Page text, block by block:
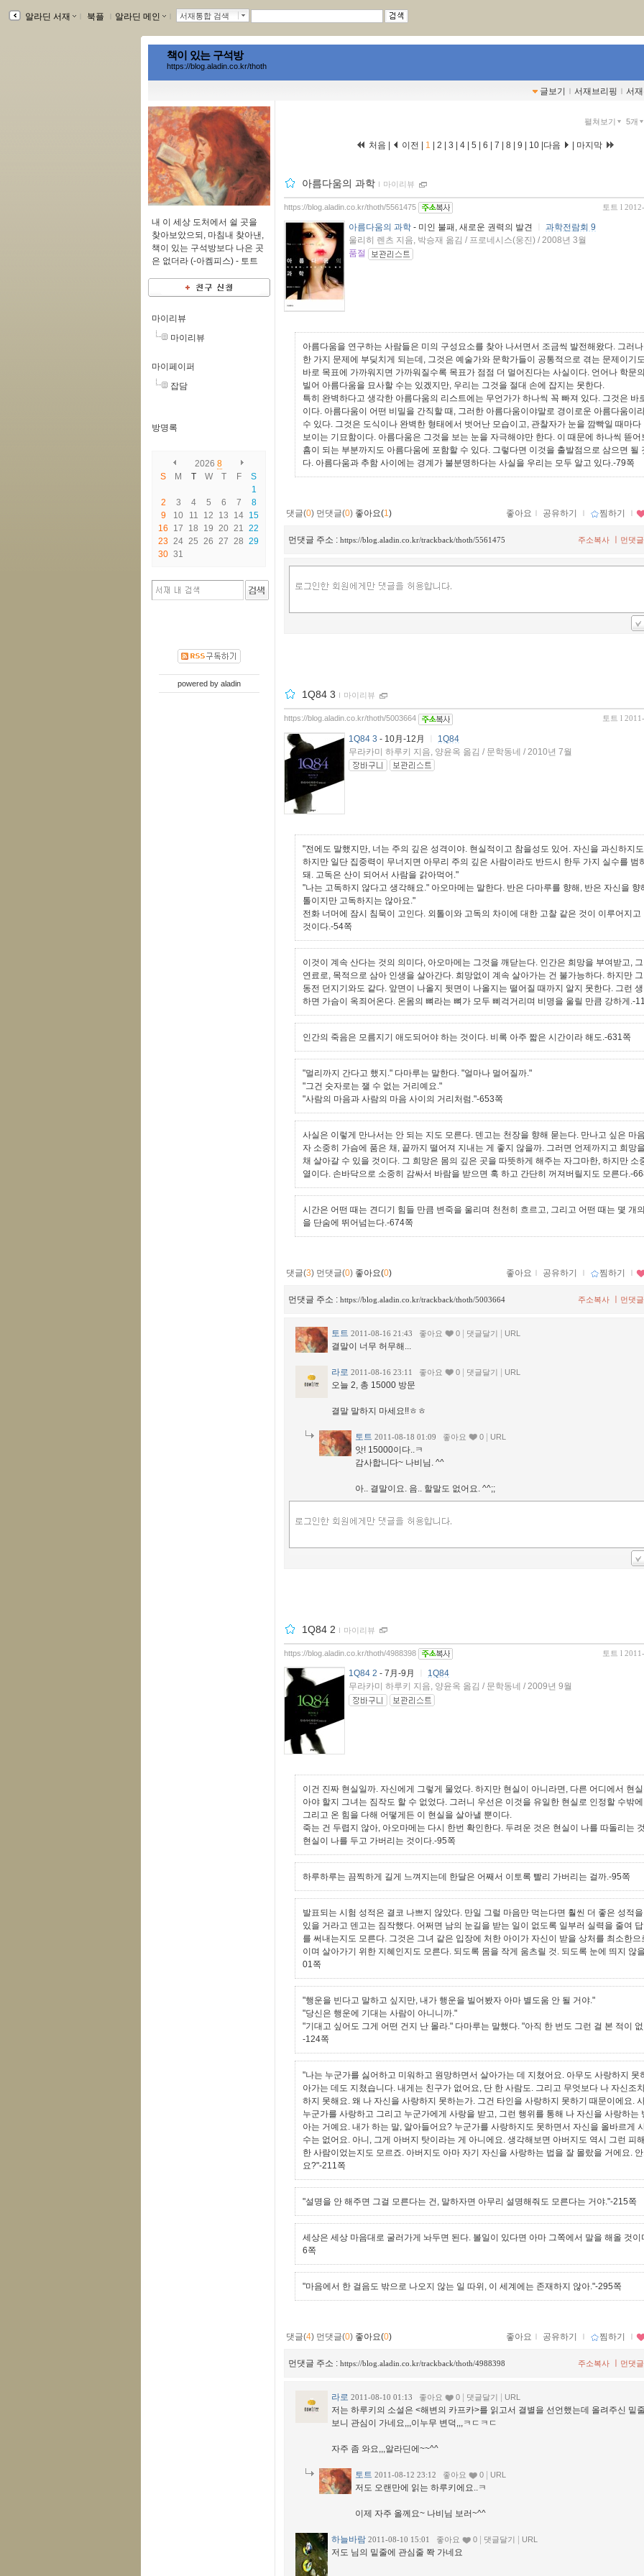
알라딘 서재 북플 알라딘 메인 서재통합 검색
책이 있는 구석방
https://blog.aladin.co.kr/thoth
글보기 ｌ 서재브리핑 ｌ 서
내 이 세상 도처에서 쉴 곳을
찾아보았으되, 마침내 찾아낸,
책이 있는 구석방보다 나은 곳
은 없더라 (-아켐피스) - 토트
마이리뷰
마이리뷰
마이페이퍼
잡담
방명록
2026 8
S
M T W T F
S
1
2
3 4 5 6 7
8
9
10 11 12 13 14 15
16
17 18 19 20 21
22
23 24 25 26 27 28 29
30 31
powered by aladin
펼쳐보기 5개
처음 | 이전 | 1 2 3 4 5 6 7 8 9 10 다음 마지막
아름다움의 과학 ｌ 마이리뷰
토트 l
https://blog.aladin.co.kr/thoth/5561475
아름다움의 과학 - 미인 불패, 새로운 권력의 발견
과학전람회 9
울리히 렌츠 지음, 박승재 옮김 / 프로네시스(웅진) / 2008년 3월
품절
아름다움을 연구하는 사람들은 미의 구성요소를 찾아 나서면서 조금씩 발전해왔다. 그러
한 가지 문제에 부딪치게 되는데, 그것은 예술가와 문학가들이 공통적으로 겪는 문제이기
바로 목표에 가까워지면 가까워질수록 목표가 점점 더 멀어진다는 사실이다. 언어나 학문
빌어 아름다움을 묘사할 수는 있겠지만, 우리는 그것을 절대 손에 잡지는 못한다.
특히 완벽하다고 생각한 아름다움의 리스트에는 무언가가 하나씩 꼭 빠져 있다. 그것은 바
이다. 아름다움이 어떤 비밀을 간직할 때, 그러한 아름다움이야말로 경이로운 아름다움이
수 있다. 그것은 도식이나 완벽한 형태에서 벗어난 모습이고, 관찰자가 눈을 깜빡일 때마다
보이는 기묘함이다. 아름다움은 그것을 보는 눈을 자극해야만 한다. 이 때문에 하나씩 뜯어
흠이 되는 부분까지도 아름다움에 포함할 수 있다. 그렇다면 이것을 출발점으로 삼으면 될
다. 아름다움과 추함 사이에는 경계가 불분명하다는 사실을 우리는 모두 알고 있다.-79쪽
댓글(0) 먼댓글(0) 좋아요(1) 좋아요 ｌ 공유하기 ｌ 찜하기 ｌ
먼댓글 주소 : https://blog.aladin.co.kr/trackback/thoth/5561475 먼댓
주소복사
1Q84 3 ｌ 마이리뷰
토트 l
https://blog.aladin.co.kr/thoth/5003664
1Q84 3 - 10月-12月
1Q84
무라카미 하루키 지음, 양윤옥 옮김 / 문학동네 / 2010년 7월
"전에도 말했지만, 너는 주의 깊은 성격이야. 현실적이고 참을성도 있어. 자신을 과신하지
하지만 일단 집중력이 무너지면 아무리 주의 깊은 사람이라도 반드시 한두 가지 실수를 범
돼. 고독은 산이 되어서 사람을 갉아먹어."
"나는 고독하지 않다고 생각해요." 아오마메는 말한다. 반은 다마루를 향해, 반은 자신을 향
톨이지만 고독하지는 않아요."
전화 너머에 잠시 침묵이 고인다. 외톨이와 고독의 차이에 대한 고찰 같은 것이 이루어지고
것이다.-54쪽
이것이 계속 산다는 것의 의미다, 아오마메는 그것을 깨닫는다. 인간은 희망을 부여받고,
연료로, 목적으로 삼아 인생을 살아간다. 희망없이 계속 살아가는 건 불가능하다. 하지만
동전 던지기와도 같다. 앞면이 나올지 뒷면이 나올지는 떨어질 때까지 알지 못한다. 그런
하면 가슴이 옥죄어온다. 온몸의 뼈라는 뼈가 모두 삐걱거리며 비명을 울릴 만큼 강하게.-
인간의 죽음은 모름지기 애도되어야 하는 것이다. 비록 아주 짧은 시간이라 해도.-631쪽
"멀리까지 간다고 했지." 다마루는 말한다. "얼마나 멀어질까."
"그건 숫자로는 잴 수 없는 거리예요."
"사람의 마음과 사람의 마음 사이의 거리처럼."-653쪽
사실은 이렇게 만나서는 안 되는 지도 모른다. 덴고는 천장을 향해 묻는다. 만나고 싶은 마
자 소중히 가슴에 품은 채, 끝까지 떨어져 지내는 게 좋지 않을까. 그러면 언제까지고 희망
채 살아갈 수 있을 것이다. 그 희망은 몸의 깊은 곳을 따뜻하게 해주는 자그마한, 하지만 소
열이다. 손바닥으로 소중히 감싸서 바람을 받으면 훅 하고 간단히 꺼져버릴지도 모른다.-
시간은 어떤 때는 견디기 힘들 만큼 변죽을 울리며 천천히 흐르고, 그리고 어떤 때는 몇 개
을 단숨에 뛰어넘는다.-674쪽
댓글(3) 먼댓글(0) 좋아요(0) 좋아요 ｌ 공유하기 ｌ 찜하기 ｌ
먼댓글 주소 : https://blog.aladin.co.kr/trackback/thoth/5003664 먼댓
주소복사
토트 2011-08-16 21:43 좋아요 0 댓글달기 URL
결말이 너무 허무해...
라로 2011-08-16 23:11 좋아요 0 댓글달기 URL
오늘 2, 총 15000 방문
결말 말하지 마세요!!ㅎㅎ
토트 2011-08-18 01:09 좋아요 0 URL
앗! 15000이다..ㅋ
감사합니다~ 나비님. ^^
아.. 결말이요. 음.. 할말도 없어요. ^^;;
1Q84 2 ｌ 마이리뷰
토트 l
https://blog.aladin.co.kr/thoth/4988398
1Q84 2 - 7月-9月
1Q84
무라카미 하루키 지음, 양윤옥 옮김 / 문학동네 / 2009년 9월
이건 진짜 현실일까. 자신에게 그렇게 물었다. 하지만 현실이 아니라면, 다른 어디에서 현
아야 할지 그녀는 짐작도 할 수 없었다. 그러니 우선은 이것을 유일한 현실로 인정할 수밖
그리고 온 힘을 다해 어떻게든 이 현실을 살아낼 뿐이다.
죽는 건 두렵지 않아, 아오마메는 다시 한번 확인한다. 두려운 것은 현실이 나를 따돌리는
현실이 나를 두고 가버리는 것이다.-95쪽
하루하루는 끔찍하게 길게 느껴지는데 한달은 어째서 이토록 빨리 가버리는 걸까.-95쪽
발표되는 시험 성적은 결코 나쁘지 않았다. 만일 그럴 마음만 먹는다면 훨씬 더 좋은 성적
있을 거라고 덴고는 짐작했다. 어쩌면 남의 눈길을 받는 일이 없도록 일부러 실력을 줄여
를 써내는지도 모른다. 그것은 그녀 같은 입장에 처한 아이가 자신이 받을 상처를 최소한으
이며 살아가기 위한 지혜인지도 모른다. 되도록 몸을 작게 움츠릴 것. 되도록 눈에 띄지 않
01쪽
"행운을 빈다고 말하고 싶지만, 내가 행운을 빌어봤자 아마 별도움 안 될 거야."
"당신은 행운에 기대는 사람이 아니니까."
"기대고 싶어도 그게 어떤 건지 난 몰라." 다마루는 말했다. "아직 한 번도 그런 걸 본 적이
-124쪽
"나는 누군가를 싫어하고 미워하고 원망하면서 살아가는 데 지쳤어요. 아무도 사랑하지 못
아가는 데도 지쳤습니다. 내게는 친구가 없어요, 단 한 사람도. 그리고 무엇보다 나 자신조
하지 못해요. 왜 나 자신을 사랑하지 못하는가. 그건 타인을 사랑하지 못하기 때문이에요.
누군가를 사랑하고 그리고 누군가에게 사랑을 받고, 그런 행위를 통해 나 자신을 사랑하는
아는 거예요. 내가 하는 말, 알아들어요? 누군가를 사랑하지도 못하면서 자신을 올바르게
수는 없어요. 아니, 그게 아버지 탓이라는 게 아니에요. 생각해보면 아버지도 역시 그런 피
한 사람이었는지도 모르죠. 아버지도 아마 자기 자신을 사랑하는 법을 잘 몰랐을 거에요.
요?"-211쪽
"설명을 안 해주면 그걸 모른다는 건, 말하자면 아무리 설명해줘도 모른다는 거야."-215쪽
세상은 세상 마음대로 굴러가게 놔두면 된다. 볼일이 있다면 아마 그쪽에서 말을 해올 것이
6쪽
"마음에서 한 걸음도 밖으로 나오지 않는 일 따위, 이 세계에는 존재하지 않아."-295쪽
댓글(4) 먼댓글(0) 좋아요(0) 좋아요 ｌ 공유하기 ｌ 찜하기 ｌ
먼댓글 주소 : https://blog.aladin.co.kr/trackback/thoth/4988398 먼댓
주소복사
라로 2011-08-10 01:13 좋아요 0 댓글달기 URL
저는 하루키의 소설은 <해변의 카프카>를 읽고서 결별을 선언했는데 올려주신 밑
보니 관심이 가네요,,,이누무 변덕,,,ㅋㄷㅋㄷ
자주 좀 와요,,,알라딘에~~^^
토트 2011-08-12 23:12 좋아요 0 URL
저도 오랜만에 읽는 하루키에요..ㅋ
이제 자주 올께요~ 나비님 보러~^^
하늘바람 2011-08-10 15:01 좋아요 0 댓글달기 URL
저도 님의 밑줄에 관심줄 쫙 가네요